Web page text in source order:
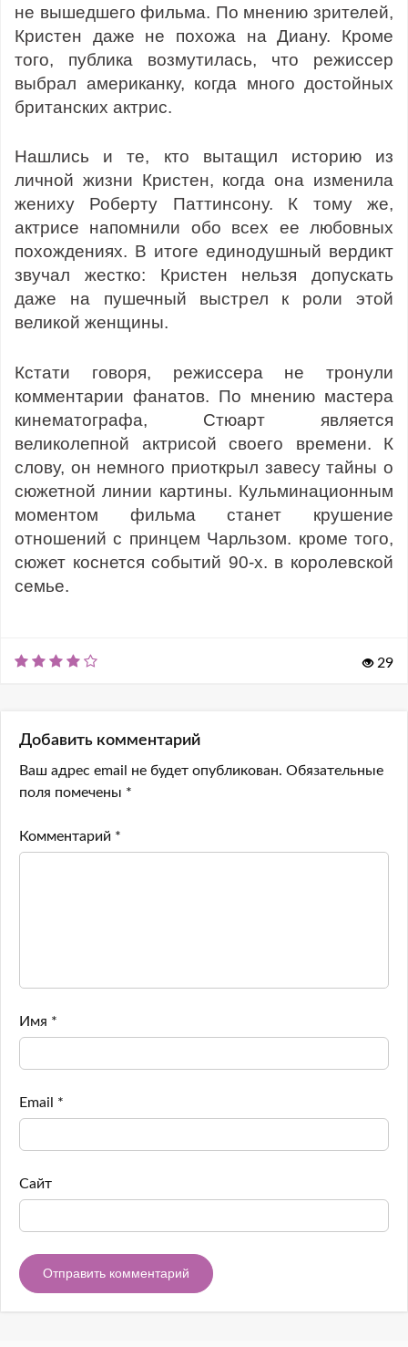
не вышедшего фильма. По мнению зрителей,
Кристен даже не похожа на Диану. Кроме
того, публика возмутилась, что режиссер
выбрал американку, когда много достойных
британских актрис.
Нашлись и те, кто вытащил историю из
личной жизни Кристен, когда она изменила
жениху Роберту Паттинсону. К тому же,
актрисе напомнили обо всех ее любовных
похождениях. В итоге единодушный вердикт
звучал жестко: Кристен нельзя допускать
даже на пушечный выстрел к роли этой
великой женщины.
Кстати говоря, режиссера не тронули
комментарии фанатов. По мнению мастера
кинематографа, Стюарт является
великолепной актрисой своего времени. К
слову, он немного приоткрыл завесу тайны о
сюжетной линии картины. Кульминационным
моментом фильма станет крушение
отношений с принцем Чарльзом. кроме того,
сюжет коснется событий 90-х. в королевской
семье.
29
Добавить комментарий
Ваш адрес email не будет опубликован. Обязательные
поля помечены *
Комментарий *
Имя *
Email *
Сайт